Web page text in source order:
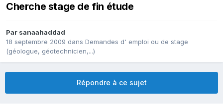
Cherche stage de fin étude
Par sanaahaddad
18 septembre 2009 dans Demandes d' emploi ou de stage
(géologue, géotechnicien,...)
Répondre à ce sujet